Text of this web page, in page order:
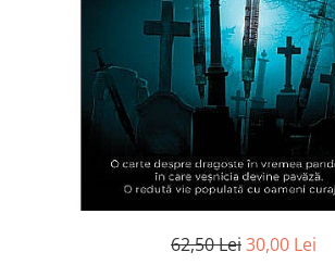
Istorie/Critica
Jurnale/Memorii
Manuale scolare/Cursuri
62,50 Lei30,00 Lei